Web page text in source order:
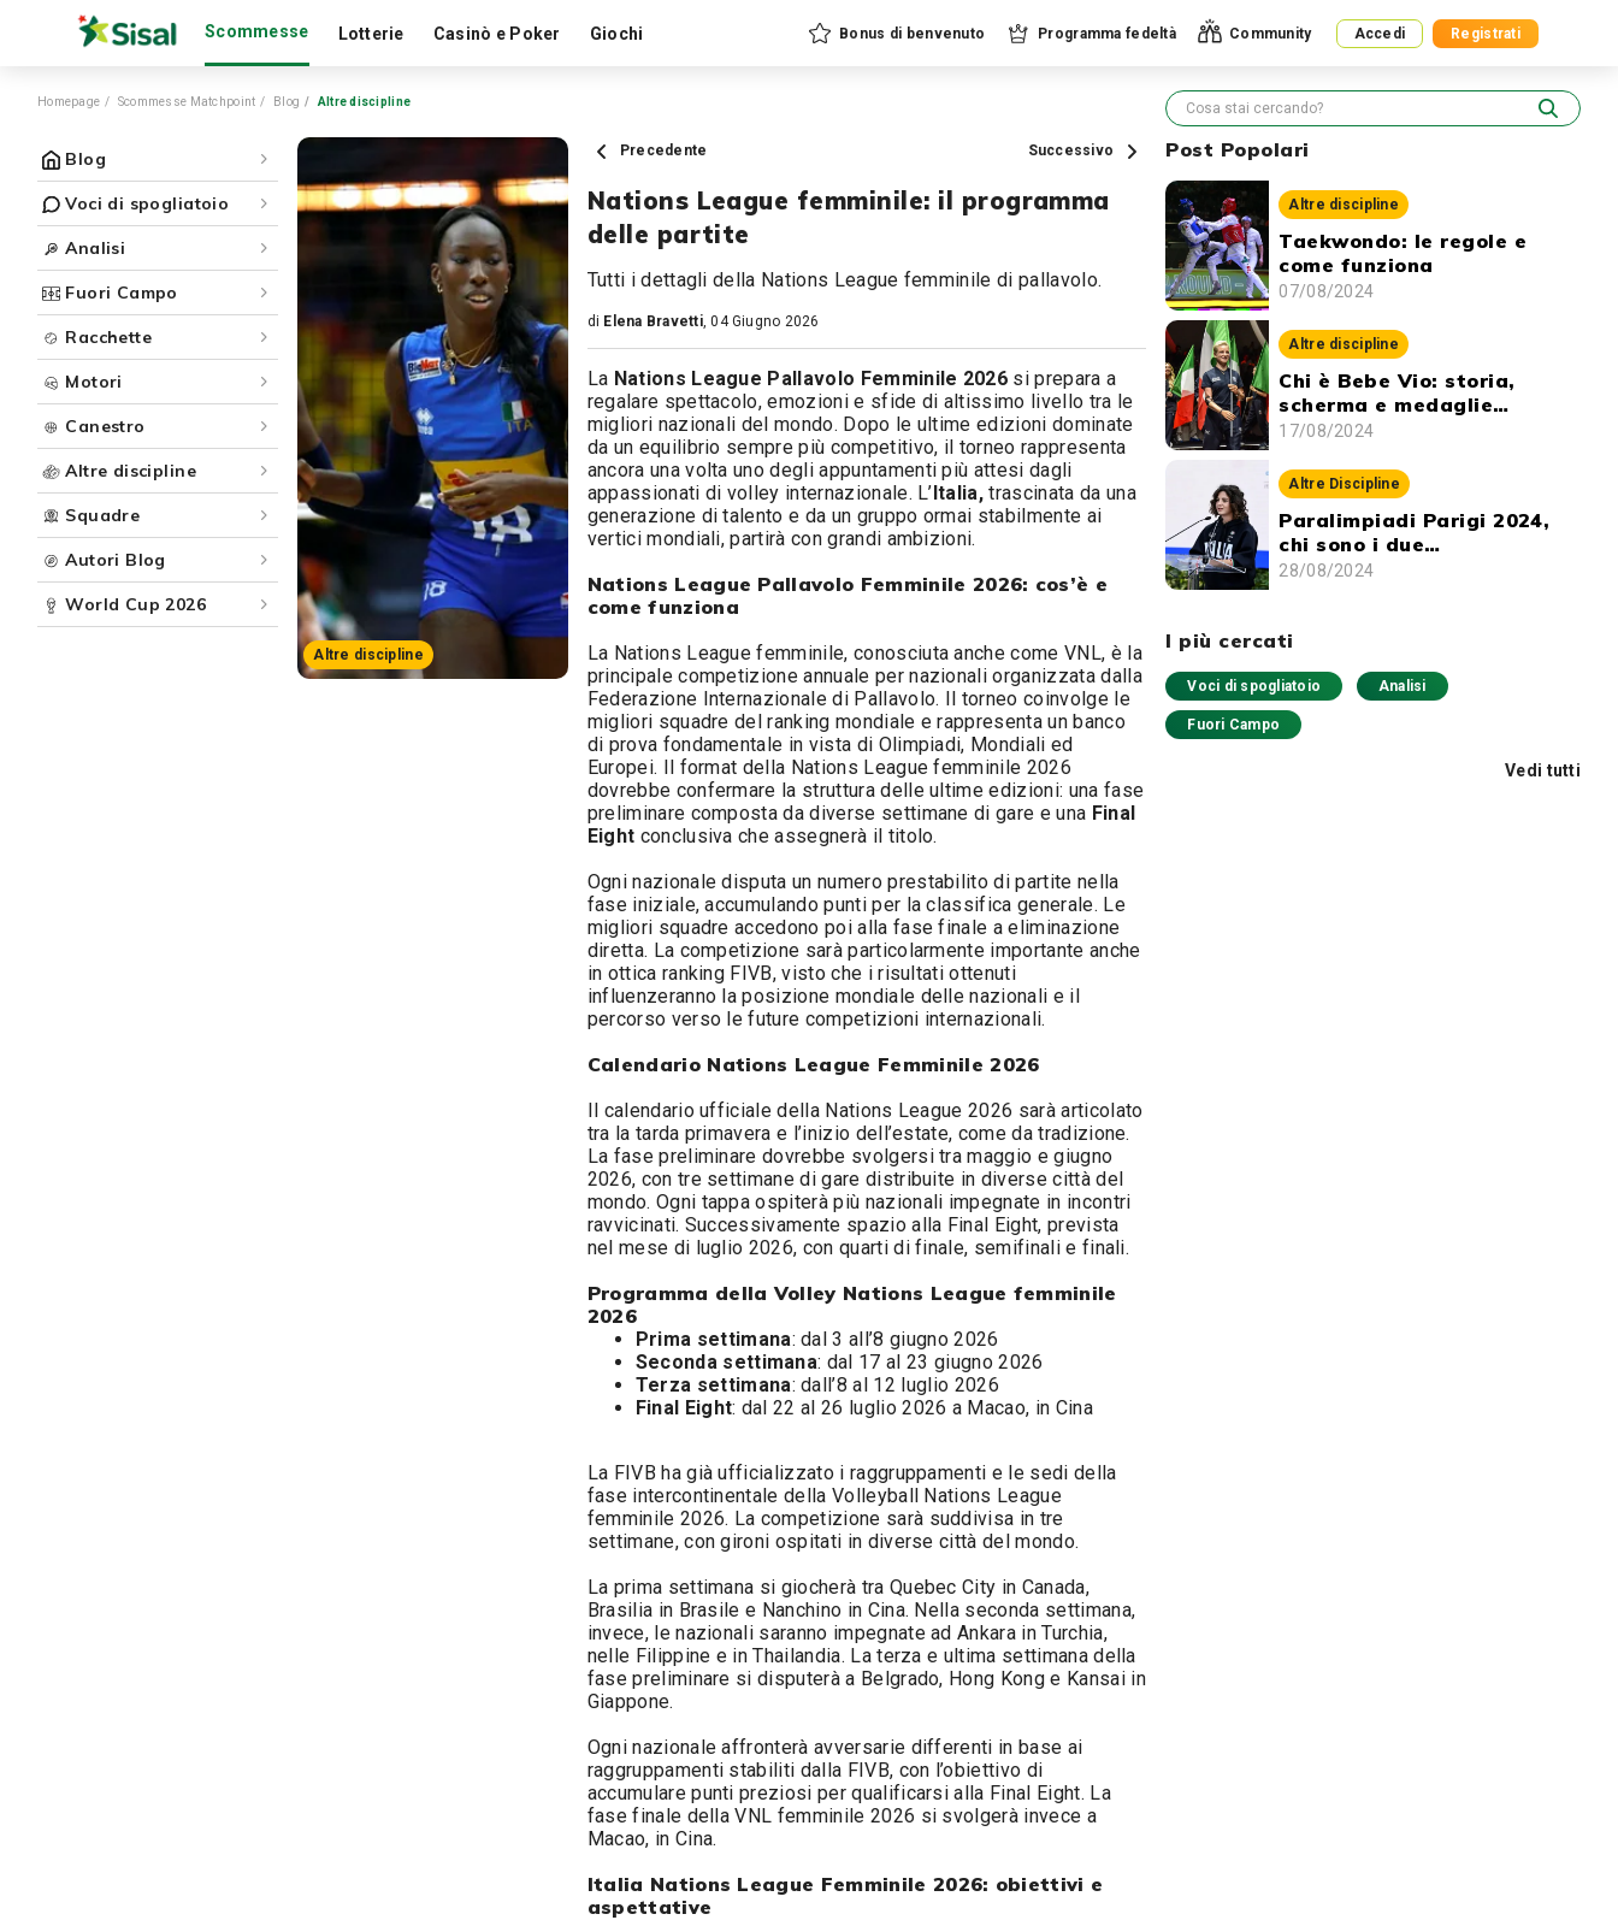
Scommesse Lotterie Casinò e Poker Giochi Bonus di benvenuto Programma fedeltà Community Accedi Registrati
Homepage Scommesse Matchpoint Blog Altre discipline
Blog
Voci di spogliatoio
Analisi
Fuori Campo
Racchette
Motori
Canestro
Altre discipline
Squadre
Autori Blog
World Cup 2026
Altre discipline
Precedente Successivo
Nations League femminile: il programma
delle partite
Tutti i dettagli della Nations League femminile di pallavolo.
di Elena Bravetti, 04 Giugno 2026
La Nations League Pallavolo Femminile 2026 si prepara a
regalare spettacolo, emozioni e sfide di altissimo livello tra le
migliori nazionali del mondo. Dopo le ultime edizioni dominate
da un equilibrio sempre più competitivo, il torneo rappresenta
ancora una volta uno degli appuntamenti più attesi dagli
appassionati di volley internazionale. L’Italia, trascinata da una
generazione di talento e da un gruppo ormai stabilmente ai
vertici mondiali, partirà con grandi ambizioni.
Nations League Pallavolo Femminile 2026: cos’è e
come funziona
La Nations League femminile, conosciuta anche come VNL, è la
principale competizione annuale per nazionali organizzata dalla
Federazione Internazionale di Pallavolo. Il torneo coinvolge le
migliori squadre del ranking mondiale e rappresenta un banco
di prova fondamentale in vista di Olimpiadi, Mondiali ed
Europei. Il format della Nations League femminile 2026
dovrebbe confermare la struttura delle ultime edizioni: una fase
preliminare composta da diverse settimane di gare e una Final
Eight conclusiva che assegnerà il titolo.
Ogni nazionale disputa un numero prestabilito di partite nella
fase iniziale, accumulando punti per la classifica generale. Le
migliori squadre accedono poi alla fase finale a eliminazione
diretta. La competizione sarà particolarmente importante anche
in ottica ranking FIVB, visto che i risultati ottenuti
influenzeranno la posizione mondiale delle nazionali e il
percorso verso le future competizioni internazionali.
Calendario Nations League Femminile 2026
Il calendario ufficiale della Nations League 2026 sarà articolato
tra la tarda primavera e l’inizio dell’estate, come da tradizione.
La fase preliminare dovrebbe svolgersi tra maggio e giugno
2026, con tre settimane di gare distribuite in diverse città del
mondo. Ogni tappa ospiterà più nazionali impegnate in incontri
ravvicinati. Successivamente spazio alla Final Eight, prevista
nel mese di luglio 2026, con quarti di finale, semifinali e finali.
Programma della Volley Nations League femminile
2026
Prima settimana: dal 3 all’8 giugno 2026
Seconda settimana: dal 17 al 23 giugno 2026
Terza settimana: dall’8 al 12 luglio 2026
Final Eight: dal 22 al 26 luglio 2026 a Macao, in Cina
La FIVB ha già ufficializzato i raggruppamenti e le sedi della
fase intercontinentale della Volleyball Nations League
femminile 2026. La competizione sarà suddivisa in tre
settimane, con gironi ospitati in diverse città del mondo.
La prima settimana si giocherà tra Quebec City in Canada,
Brasilia in Brasile e Nanchino in Cina. Nella seconda settimana,
invece, le nazionali saranno impegnate ad Ankara in Turchia,
nelle Filippine e in Thailandia. La terza e ultima settimana della
fase preliminare si disputerà a Belgrado, Hong Kong e Kansai in
Giappone.
Ogni nazionale affronterà avversarie differenti in base ai
raggruppamenti stabiliti dalla FIVB, con l’obiettivo di
accumulare punti preziosi per qualificarsi alla Final Eight. La
fase finale della VNL femminile 2026 si svolgerà invece a
Macao, in Cina.
Italia Nations League Femminile 2026: obiettivi e
aspettative
Post Popolari
Altre discipline
Taekwondo: le regole e
come funziona
07/08/2024
Altre discipline
Chi è Bebe Vio: storia,
scherma e medaglie
vinte
17/08/2024
Altre Discipline
Paralimpiadi Parigi 2024,
chi sono i due
portabandiera dell’Italia
28/08/2024
I più cercati
Voci di spogliatoio Analisi
Fuori Campo
Vedi tutti